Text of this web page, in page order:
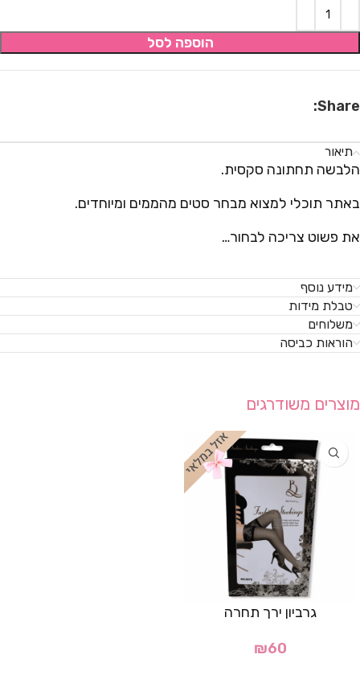
הוספה לסל
Share:
תיאור
הלבשה תחתונה סקסית.
באתר תוכלי למצוא מבחר סטים מהממים ומיוחדים.
את פשוט צריכה לבחור…
מידע נוסף
טבלת מידות
משלוחים
הוראות כביסה
מוצרים משודרגים
גרביון ירך תחרה
₪60